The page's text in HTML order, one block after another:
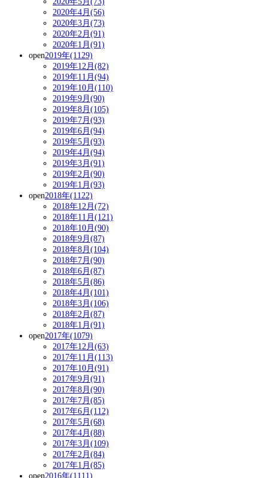
2020年4月(56)
2020年3月(73)
2020年2月(91)
2020年1月(91)
open2019年(1129)
2019年12月(82)
2019年11月(94)
2019年10月(110)
2019年9月(90)
2019年8月(105)
2019年7月(93)
2019年6月(94)
2019年5月(93)
2019年4月(94)
2019年3月(91)
2019年2月(90)
2019年1月(93)
open2018年(1122)
2018年12月(72)
2018年11月(121)
2018年10月(90)
2018年9月(87)
2018年8月(104)
2018年7月(90)
2018年6月(87)
2018年5月(86)
2018年4月(101)
2018年3月(106)
2018年2月(87)
2018年1月(91)
open2017年(1079)
2017年12月(63)
2017年11月(113)
2017年10月(91)
2017年9月(91)
2017年8月(90)
2017年7月(85)
2017年6月(112)
2017年5月(68)
2017年4月(88)
2017年3月(109)
2017年2月(84)
2017年1月(85)
open2016年(1111)